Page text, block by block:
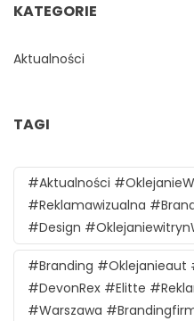
KATEGORIE
Aktualności
TAGI
#aktualności
#reklamawizualna
#design
#branding #oklejanieaut
#DevonRex #Elitte
#Warszawa